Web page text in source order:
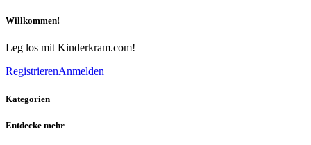
Willkommen!
Leg los mit Kinderkram.com!
RegistrierenAnmelden
Kategorien
Entdecke mehr